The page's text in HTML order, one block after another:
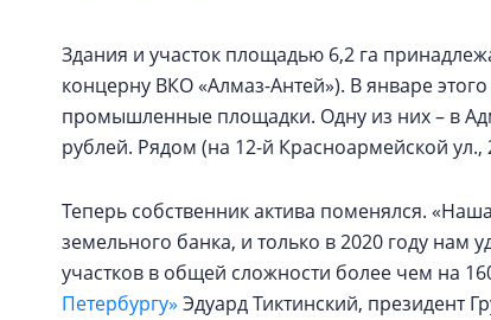
Здания и участок площадью 6,2 га
концерну ВКО «Алмаз-Антей»). В январе
промышленные площадки. Одну из них – в
рублей. Рядом (на 12-й Красноармейской
Теперь собственник актива поменялся.
земельного банка, и только в 2020 году нам
участков в общей сложности более чем на
Петербургу» Эдуард Тиктинский, президент